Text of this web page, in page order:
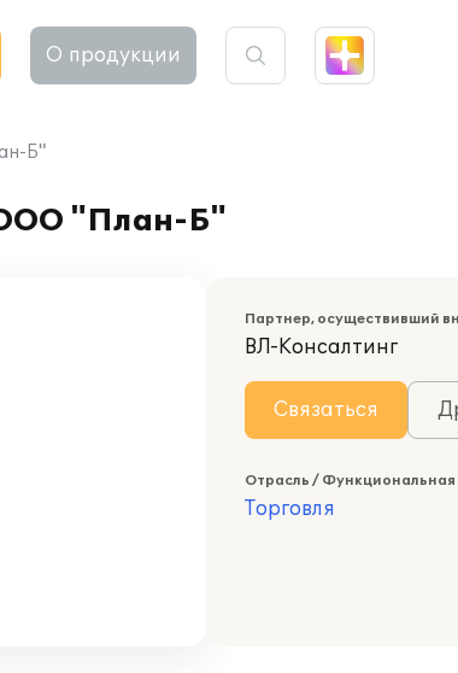
О продукции
Б"
ООО "План-Б"
Партнер, осуществивший
ВЛ-Консалтинг
Связаться
Отрасль / Функциональная
Торговля